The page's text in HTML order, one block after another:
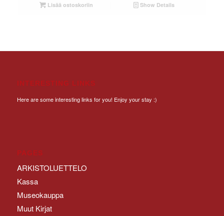
Lisää ostoskoriin Show Details
INTERESTING LINKS
Here are some interesting links for you! Enjoy your stay :)
PAGES
ARKISTOLUETTELO
Kassa
Museokauppa
Muut Kirjat